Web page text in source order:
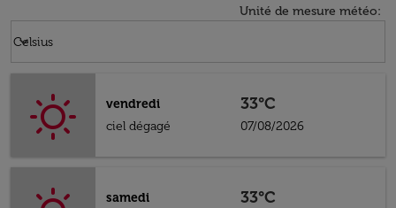
Unité de mesure météo:
Celsius
keyboard_arrow_down
vendredi
ciel dégagé
33°C
07/08/2026
samedi
33°C